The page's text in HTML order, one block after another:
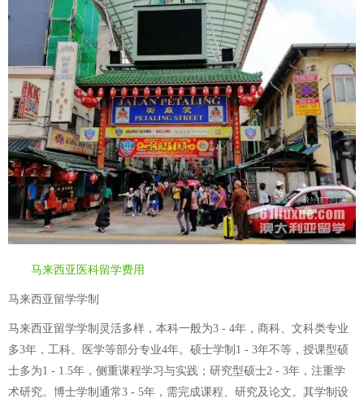
马来西亚医科留学费用
马来西亚留学学制
马来西亚留学学制灵活多样，本科一般为3 - 4年，商科、文科类专业
多3年，工科、医学等部分专业4年。硕士学制1 - 3年不等，授课型硕
士多为1 - 1.5年，侧重课程学习与实践；研究型硕士2 - 3年，注重学
术研究。博士学制通常3 - 5年，需完成课程、研究及论文。其学制设